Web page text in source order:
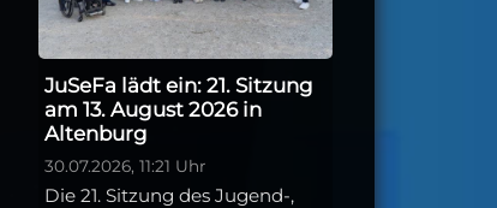
JuSeFa lädt ein: 21. Sitzung
am 13. August 2026 in
Altenburg
30.07.2026, 11:21 Uhr
Die 21. Sitzung des Jugend-,